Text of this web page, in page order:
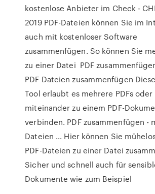
kostenlose Anbieter im Check -
2019 PDF-Dateien können Sie im
auch mit kostenloser Software
zusammenfügen. So können Sie
zu einer Datei PDF
PDF Dateien zusammenfügen
Tool erlaubt es mehrere PDFs
miteinander zu einem PDF-
verbinden. PDF zusammenfügen -
Dateien ... Hier können Sie
PDF-Dateien zu einer Datei
Sicher und schnell auch für
Dokumente wie zum Beispiel